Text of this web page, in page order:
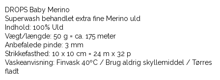
DROPS Baby Merino
Superwash behandlet extra fine Merino uld
Indhold: 100% Uld
Vægt/længde: 50 g = ca. 175 meter
Anbefalede pinde: 3 mm
Strikkefasthed: 10 x 10 cm = 24 m x 32 p
Vaskeanvisning: Finvask 40ºC / Brug aldrig skyllemiddel / Tørres
fladt